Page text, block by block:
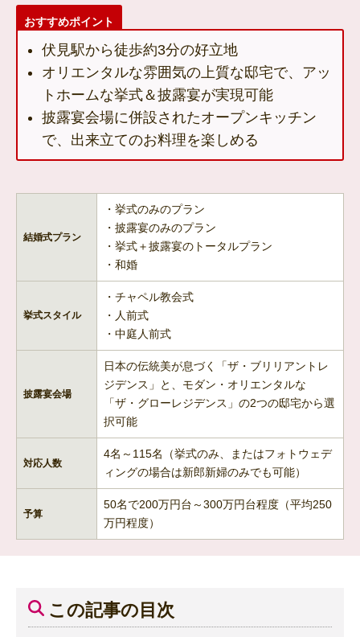
おすすめポイント
伏見駅から徒歩約3分の好立地
オリエンタルな雰囲気の上質な邸宅で、アッ
トホームな挙式＆披露宴が実現可能
披露宴会場に併設されたオープンキッチン
で、出来立てのお料理を楽しめる
結婚式プラン
・挙式のみのプラン
・披露宴のみのプラン
・挙式＋披露宴のトータルプラン
・和婚
挙式スタイル
・チャペル教会式
・人前式
・中庭人前式
披露宴会場
日本の伝統美が息づく「ザ・ブリリアントレ
ジデンス」と、モダン・オリエンタルな
「ザ・グローレジデンス」の2つの邸宅から選
択可能
対応人数
4名～115名（挙式のみ、またはフォトウェデ
ィングの場合は新郎新婦のみでも可能）
予算
50名で200万円台～300万円台程度（平均250
万円程度）
この記事の目次